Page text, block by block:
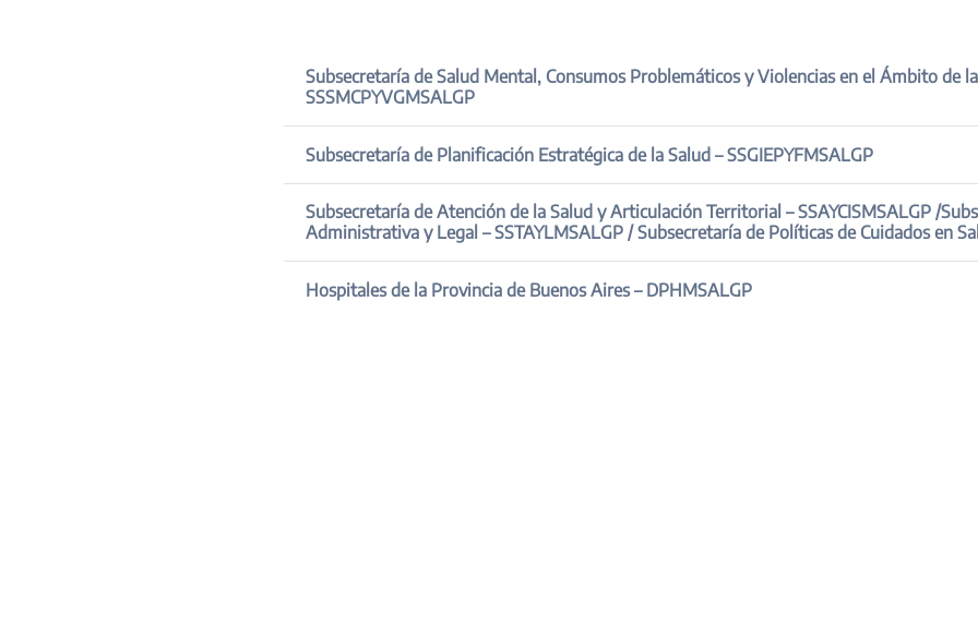
Subsecretaría de Salud Mental, Consumos Problemáticos y Violencias en el Ámbito de la Salud –
SSSMCPYVGMSALGP
Subsecretaría de Planificación Estratégica de la Salud – SSGIEPYFMSALGP
Subsecretaría de Atención de la Salud y Articulación Territorial – SSAYCISMSALGP /Subsecretaría Técnica,
Administrativa y Legal – SSTAYLMSALGP / Subsecretaría de Políticas de
Hospitales de la Provincia de Buenos Aires – DPHMSALGP